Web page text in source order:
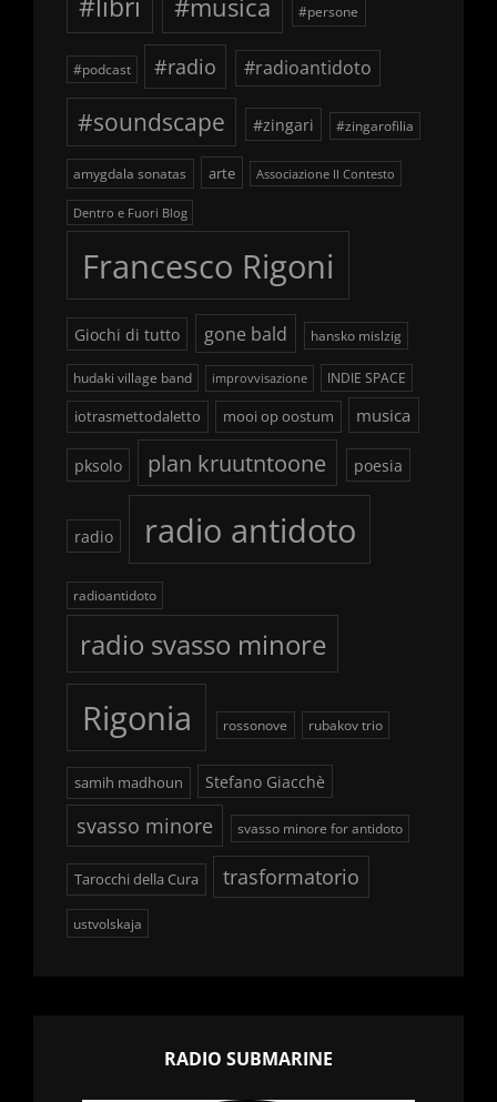
#libri
#musica #persone
#podcast #radio #radioantidoto
#soundscape #zingari #zingarofilia
amygdala sonatas arte Associazione Il Contesto
Dentro e Fuori Blog
Francesco Rigoni
Giochi di tutto gone bald hansko mislzig
hudaki village band improvvisazione INDIE SPACE
iotrasmettodaletto mooi op oostum musica
pksolo plan kruutntoone poesia
radio radio antidoto
radioantidoto
radio svasso minore
Rigonia rossonove rubakov trio
samih madhoun Stefano Giacchè
svasso minore svasso minore for antidoto
Tarocchi della Cura trasformatorio
ustvolskaja
RADIO SUBMARINE